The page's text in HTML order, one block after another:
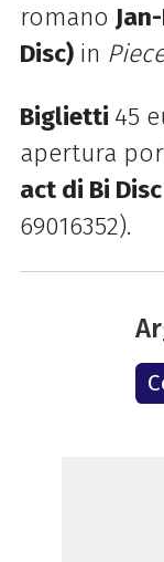
romano
Disc)in
Biglietti 45
apertura
act di Bi Disc
69016352).